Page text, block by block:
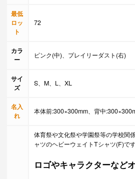
最低
ロッ
ト
72
カラ
ー
ピンク(中)、プレイリーダスト(右)
サイ
ズ
S、M、L、XL
名入
れ
本体前:300×300mm、背中
体育祭や文化祭や学園祭等の学校関
ャツのヘビーウェイトTシャツ(F)です
ロゴやキャラクターなど